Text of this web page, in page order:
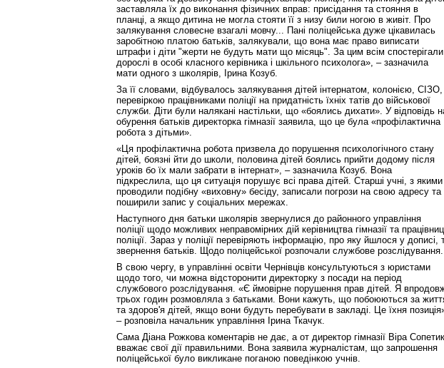
заставляла їх до виконання фізичних вправ: присідання та стояння в
планці, а якщо дитина не могла стояти її з низу били ногою в живіт. Про
залякування словесне взагалі мовчу... Пані поліцейська дуже цікавилась
заробітною платою батьків, залякували, що вона має право виписати
штрафи і діти "жерти не будуть мати що місяць". За цим всім спостерігали
дорослі в особі класного керівника і шкільного психолога», – зазначила
мати одного з школярів, Ірина Козуб.
За її словами, відбувалось залякування дітей інтернатом, колонією, СІЗО,
перевіркою працівниками поліції на придатність їхніх татів до військової
служби. Діти були налякані настільки, що «боялись дихати». У відповідь
обурення батьків директорка гімназії заявила, що це була «профілактична
робота з дітьми».
«Ця профілактична робота призвела до порушення психологічного стану
дітей, боязні йти до школи, половина дітей боялись прийти додому після
уроків бо їх мали забрати в інтернат», – зазначила Козуб. Вона
підкреслила, що ця ситуація порушує всі права дітей. Старші учні, з якими
проводили подібну «виховну» бесіду, записали погрози на свою адресу та
поширили запис у соціальних мережах.
Наступного дня батьки школярів звернулися до районного управління
поліції щодо можливих неправомірних дій керівництва гімназії та
поліції. Зараз у поліції перевіряють інформацію, про яку йшлося у дописі,
звернення батьків. Щодо поліцейської розпочали службове розслідування.
В свою чергу, в управлінні освіти Чернівців консультуються з юристами
щодо того, чи можна відсторонити директорку з посади на період
службового розслідування. «Є ймовірне порушення прав дітей. Я
трьох годин розмовляла з батьками. Вони кажуть, що побоюються за
та здоров'я дітей, якщо вони будуть перебувати в закладі. Це їхня
– розповіла начальник управління Ірина Ткачук.
Сама Діана Рожкова коментарів не дає, а от директор гімназії Віра Сопетик
вважає свої дії правильними. Вона заявила журналістам, що запрошення
поліцейської було викликане поганою поведінкою учнів.